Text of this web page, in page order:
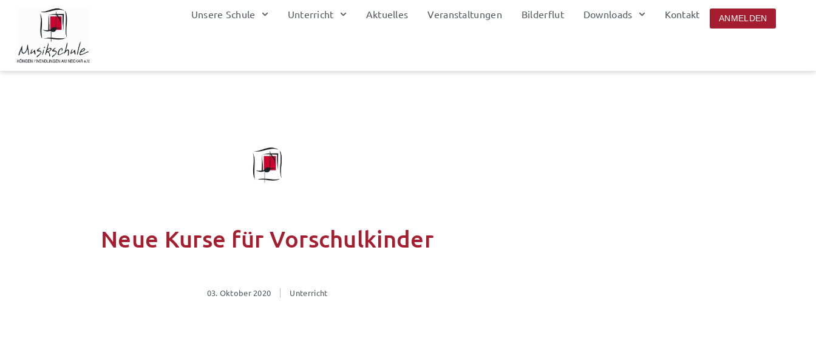
springen
Unsere Schule Unterricht Aktuelles Veranstaltungen Bilderflut Downloads Kontakt ANMELDEN
Neue Kurse für Vorschulkinder
03. Oktober 2020 Unterricht